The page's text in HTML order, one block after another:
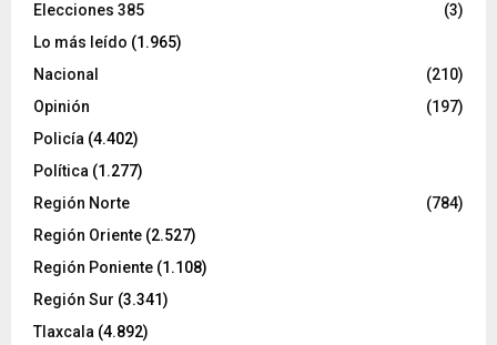
Elecciones 385
(3)
Lo más leído (1.965)
Nacional
(210)
Opinión
(197)
Policía (4.402)
Política (1.277)
Región Norte
(784)
Región Oriente (2.527)
Región Poniente (1.108)
Región Sur (3.341)
Tlaxcala (4.892)